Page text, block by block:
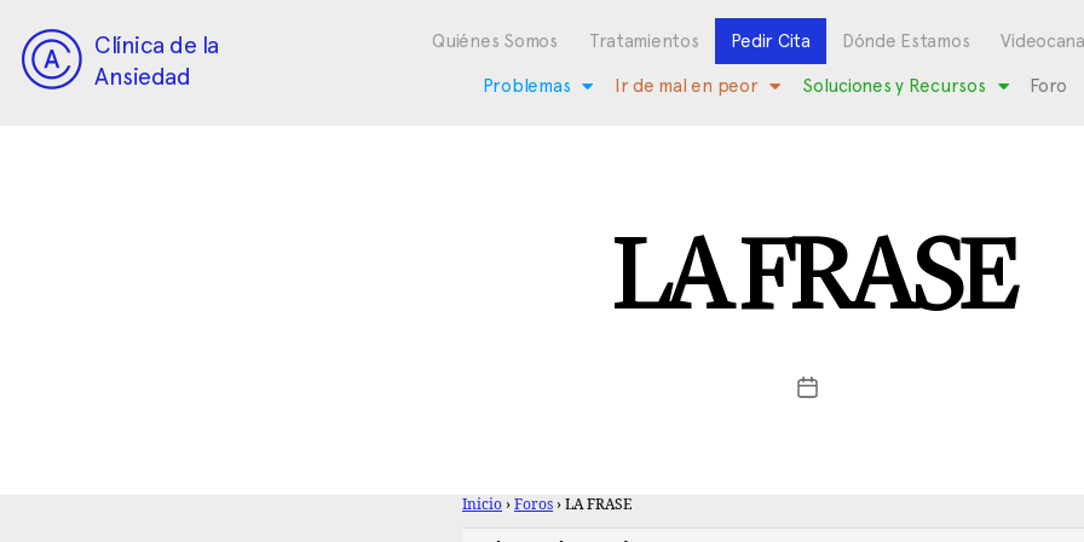
Clínica de la
Ansiedad
Quiénes Somos Tratamientos Pedir Cita Dónde Estamos
Problemas Ir de mal en peor Soluciones y Recursos Foro
LA FRASE
Inicio › Foros › LA FRASE